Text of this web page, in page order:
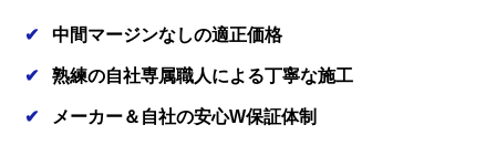
中間マージンなしの適正価格
熟練の自社専属職人による丁寧な施工
メーカー＆自社の安心W保証体制